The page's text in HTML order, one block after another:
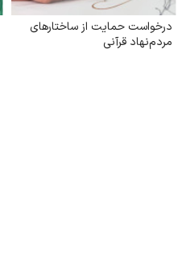
درخواست حمایت از ساختارهای
مردم‌نهاد قرآنی